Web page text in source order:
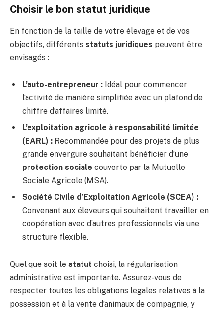
Choisir le bon statut juridique
En fonction de la taille de votre élevage et de vos
objectifs, différents statuts juridiques peuvent être
envisagés :
L’auto-entrepreneur : Idéal pour commencer
l’activité de manière simplifiée avec un plafond de
chiffre d’affaires limité.
L’exploitation agricole à responsabilité limitée
(EARL) : Recommandée pour des projets de plus
grande envergure souhaitant bénéficier d’une
protection sociale couverte par la Mutuelle
Sociale Agricole (MSA).
Société Civile d’Exploitation Agricole (SCEA) :
Convenant aux éleveurs qui souhaitent travailler en
coopération avec d’autres professionnels via une
structure flexible.
Quel que soit le statut choisi, la régularisation
administrative est importante. Assurez-vous de
respecter toutes les obligations légales relatives à la
possession et à la vente d’animaux de compagnie, y